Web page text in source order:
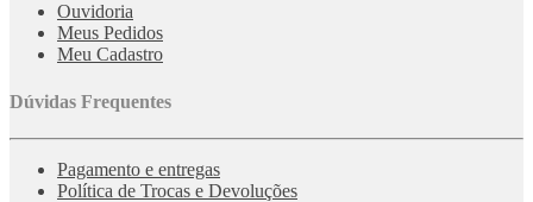
Ouvidoria
Meus Pedidos
Meu Cadastro
Dúvidas Frequentes
Pagamento e entregas
Política de Trocas e Devoluções